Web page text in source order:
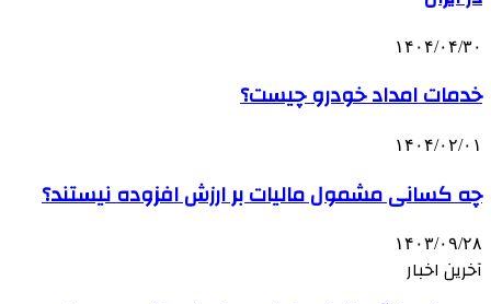
۱۴۰۴/۰۴/۳۰
خدمات امداد خودرو چیست؟
۱۴۰۴/۰۲/۰۱
چه کسانی مشمول مالیات بر ارزش افزوده نیستند؟
۱۴۰۳/۰۹/۲۸
آخرین اخبار